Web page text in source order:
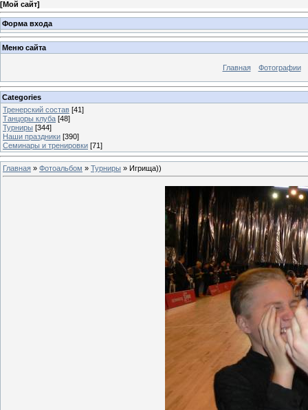
[Мой сайт]
Форма входа
Меню сайта
Главная Фотографии
Categories
Тренерский состав [41]
Танцоры клуба [48]
Турниры [344]
Наши праздники [390]
Семинары и тренировки [71]
Главная » Фотоальбом » Турниры » Игрища))